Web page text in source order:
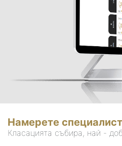
Намерете специалист
Класацията събира, най -